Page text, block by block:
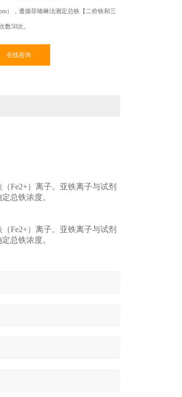
），遵循菲咯啉法测定总铁【二价铁和三
数50次。
在线咨询
Fe2+）离子。亚铁离子与试剂
总铁浓度。
Fe2+）离子。亚铁离子与试剂
总铁浓度。